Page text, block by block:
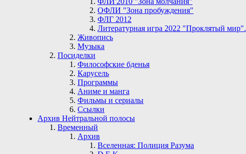
ОФЛИ "Зона пробуждения"
ФЛГ 2012
Литературная игра 2022 "Проклятый мир".
Живопись
Музыка
Посиделки
Философские бденья
Карусель
Программы
Аниме и манга
Фильмы и сериалы
Ссылки
Архив Нейтральной полосы
Временный
Архив
Вселенная: Полиция Разума